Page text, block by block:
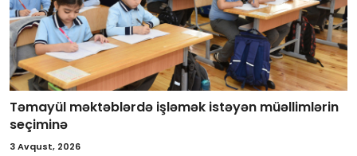
Təmayül məktəblərdə işləmək istəyən müəllimlərin
seçiminə
3 Avqust, 2026